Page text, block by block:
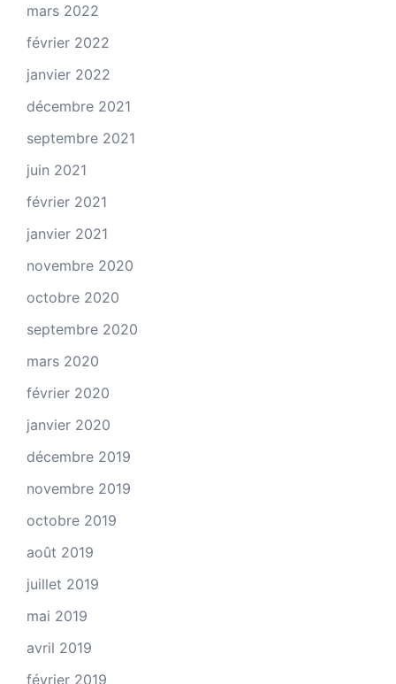
mars 2022
février 2022
janvier 2022
décembre 2021
septembre 2021
juin 2021
février 2021
janvier 2021
novembre 2020
octobre 2020
septembre 2020
mars 2020
février 2020
janvier 2020
décembre 2019
novembre 2019
octobre 2019
août 2019
juillet 2019
mai 2019
avril 2019
février 2019